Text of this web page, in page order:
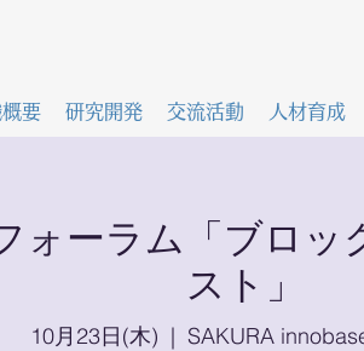
要 研究開発 交流活動 人材育成
ォーラム「ブロッ
スト」
10月23日(木)
  |
SAKURA